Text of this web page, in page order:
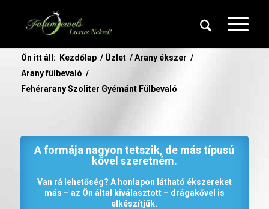
Ön itt áll: Kezdőlap / Üzlet / Arany ékszer /
Arany fülbevaló /
Fehérarany Szoliter Gyémánt Fülbevaló
A formája nagyon tetszik, de más típusú
kővel szeretném.
Van rá lehetőség? A honlapon látható ékszereket
más – az Ön által kiválasztott – drágakővel is
elkészítjük.